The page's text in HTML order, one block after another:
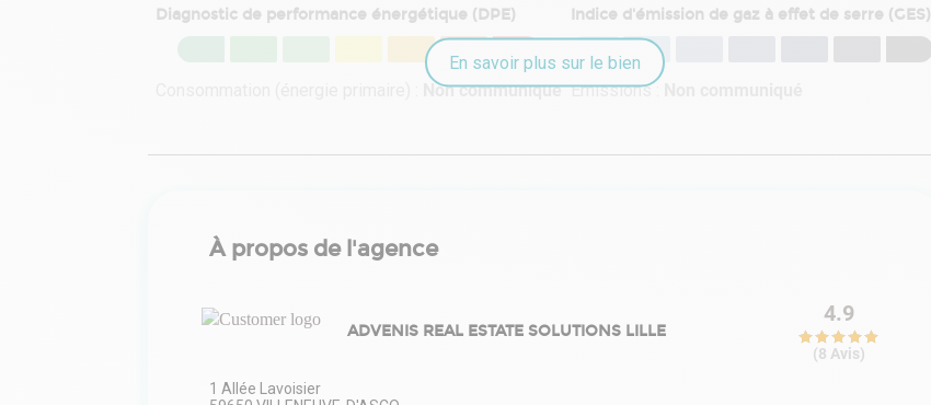
Diagnostic de performance énergétique (DPE)
Non communiqué
Indice d'émission de gaz à effet de serre (GES)
Émissions :
En savoir plus sur le bien
À propos de l'agence
ADVENIS REAL ESTATE SOLUTIONS LILLE
4.9
(8 Avis)
1 Allée Lavoisier